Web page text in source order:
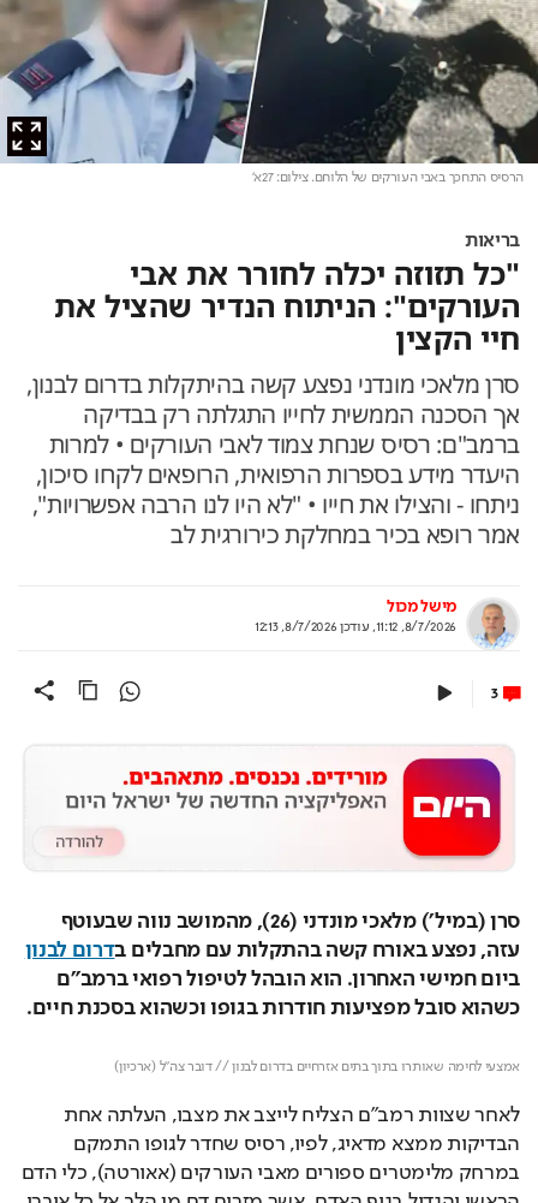
הרסיס התחכך באבי העורקים של הלוחם. צילום: 27א'
בריאות
"כל תזוזה יכלה לחורר את אבי
העורקים": הניתוח הנדיר שהציל את
חיי הקצין
סרן מלאכי מונדני נפצע קשה בהיתקלות בדרום לבנון,
אך הסכנה הממשית לחייו התגלתה רק בבדיקה
ברמב"ם: רסיס שנחת צמוד לאבי העורקים • למרות
היעדר מידע בספרות הרפואית, הרופאים לקחו סיכון,
ניתחו - והצילו את חייו • "לא היו לנו הרבה אפשרויות",
אמר רופא בכיר במחלקת כירורגית לב
מישל מכול
8/7/2026, 11:12
, עודכן 8/7/2026, 12:13
3
עזה, נפצע באורח קשה בהתקלות עם מחבלים בדרום לבנון
כשהוא סובל מפציעות חודרות בגופו וכשהוא בסכנת חיים.
אמצעי לחימה שאותרו בתוך בתים אזרחיים בדרום לבנון // דובר צה"ל (ארכיון)